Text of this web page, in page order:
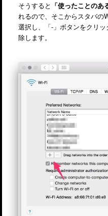
そうすると 「使ったことのあ
れるので、そこからスタバの
選択し、「-」ボタンをクリ
除します。